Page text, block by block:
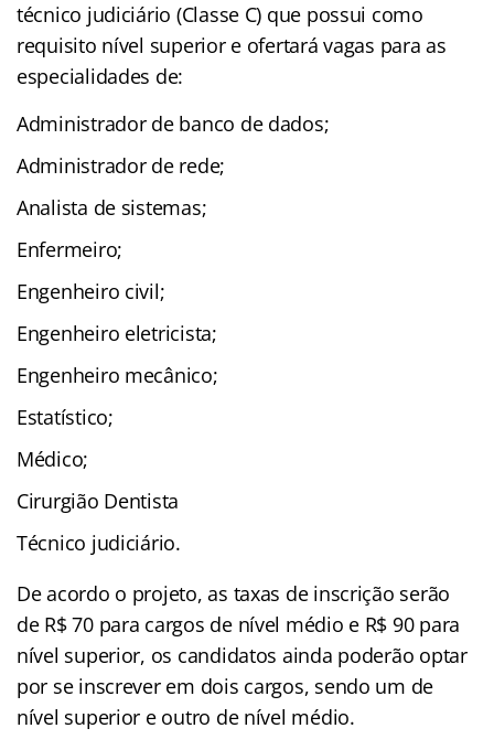
técnico judiciário (Classe C) que possui como
requisito nível superior e ofertará vagas para as
especialidades de:
Administrador de banco de dados;
Administrador de rede;
Analista de sistemas;
Enfermeiro;
Engenheiro civil;
Engenheiro eletricista;
Engenheiro mecânico;
Estatístico;
Médico;
Cirurgião Dentista
Técnico judiciário.
De acordo o projeto, as taxas de inscrição serão
de R$ 70 para cargos de nível médio e R$ 90 para
nível superior, os candidatos ainda poderão optar
por se inscrever em dois cargos, sendo um de
nível superior e outro de nível médio.